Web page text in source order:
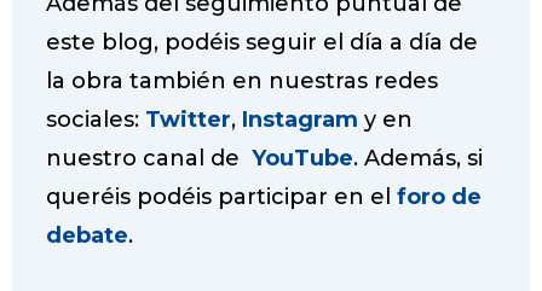
este blog, podéis seguir el día a día de
la obra también en nuestras redes
sociales: Twitter, Instagram y en
nuestro canal de YouTube. Además, si
queréis podéis participar en el foro de
debate.